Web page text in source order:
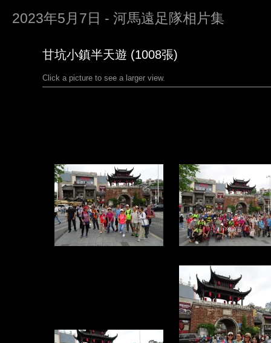
2023年5月7日 - 河馬遠足隊相片集
甘坑小鎮半天遊 (1008張)
Click a picture to see a larger view.